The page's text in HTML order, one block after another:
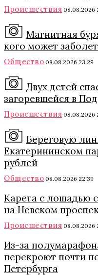
Происшествия 08.08.2026
Магнитная
кого может
Общество 08.08.2026 23:29
Двух детей
загоревшейся в
Происшествия 08.08.2026
Береговую
Екатерининском
рублей
Общество 08.08.2026 22:39
Карета с лошадью
на Невском
Происшествия 08.08.2026
Из-за
перекроют почти
Петербурга